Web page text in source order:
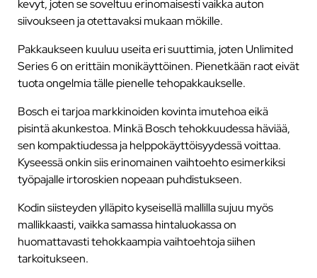
kevyt, joten se soveltuu erinomaisesti vaikka auton
siivoukseen ja otettavaksi mukaan mökille.
Pakkaukseen kuuluu useita eri suuttimia, joten Unlimited
Series 6 on erittäin monikäyttöinen. Pienetkään raot eivät
tuota ongelmia tälle pienelle tehopakkaukselle.
Bosch ei tarjoa markkinoiden kovinta imutehoa eikä
pisintä akunkestoa. Minkä Bosch tehokkuudessa häviää,
sen kompaktiudessa ja helppokäyttöisyydessä voittaa.
Kyseessä onkin siis erinomainen vaihtoehto esimerkiksi
työpajalle irtoroskien nopeaan puhdistukseen.
Kodin siisteyden ylläpito kyseisellä mallilla sujuu myös
mallikkaasti, vaikka samassa hintaluokassa on
huomattavasti tehokkaampia vaihtoehtoja siihen
tarkoitukseen.